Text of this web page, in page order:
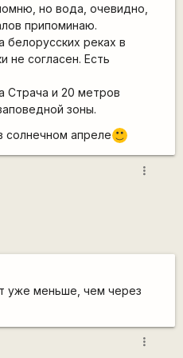
но вода, очевидно,
припоминаю.
белорусских реках в
не согласен. Есть
Страча и 20 метров
зоны.
солнечном апреле :)
more_vert
уже меньше, чем через
more_vert